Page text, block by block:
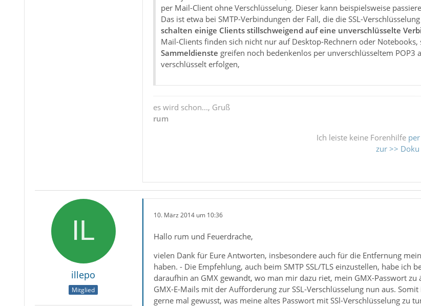
per Mail-Client ohne Verschlüsselung. Dieser kann beispielsweise
Das ist etwa bei SMTP-Verbindungen der Fall, die die SSL-Verschlüsselung
schalten einige Clients stillschweigend auf eine unverschlüsselte
Mail-Clients finden sich nicht nur auf Desktop-Rechnern oder
Sammeldienste greifen noch bedenkenlos per unverschlüsseltem
verschlüsselt erfolgen,
es wird schon..., Gruß
rum
Ich leiste keine Forenhilfe
zur >> Doku
illepo
Mitglied
10. März 2014 um 10:36
Hallo rum und Feuerdrache,
vielen Dank für Eure Antworten, insbesondere auch für die Entfernung
haben. - Die Empfehlung, auch beim SMTP SSL/TLS einzustellen, habe
daraufhin an GMX gewandt, wo man mir dazu riet, mein GMX-Passwort
GMX-E-Mails mit der Aufforderung zur SSL-Verschlüsselung nun aus.
gerne mal gewusst, was meine altes Passwort mit SSl-Verschlüsselung zu